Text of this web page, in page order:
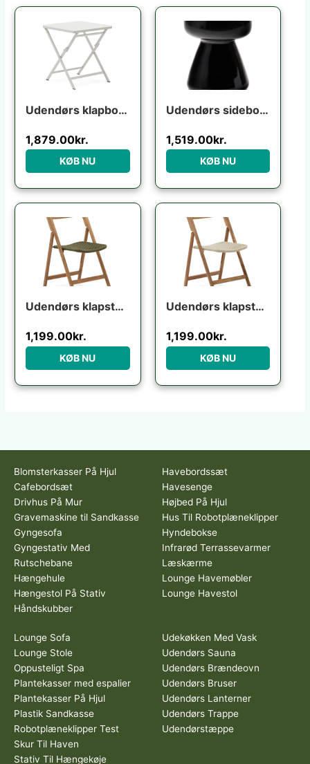
Udendørs klapbord Kave Home Torreta foldbart hvid aluminium 70×70 cm terrassebord til 4 personer
1,879.00kr.
KØB NU
Udendørs sidebord Kave Home Manya sort fibercement 38x38x46 cm industrielt design
1,519.00kr.
KØB NU
Udendørs klapstol Kave Home Dandara foldbar i massivt akacietræ med grønt reb UV-resistent FSC-certificeret
1,199.00kr.
KØB NU
Udendørs klapstol Kave Home Dandara foldbar havestol i FSC akacietræ beige
1,199.00kr.
KØB NU
Blomsterkasser På Hjul
Cafebordsæt
Drivhus På Mur
Gravemaskine til Sandkasse
Gyngesofa
Gyngestativ Med
Rutschebane
Hængehule
Hængestol På Stativ
Håndskubber
Havebordssæt
Havesenge
Højbed På Hjul
Hus Til Robotplæneklipper
Hyndebokse
Infrarød Terrassevarmer
Læskærme
Lounge Havemøbler
Lounge Havestol
Lounge Sofa
Lounge Stole
Oppusteligt Spa
Plantekasser med espalier
Plantekasser På Hjul
Plastik Sandkasse
Robotplæneklipper Test
Skur Til Haven
Stativ Til Hængekøje
Udekøkken Med Vask
Udendørs Sauna
Udendørs Brændeovn
Udendørs Bruser
Udendørs Lanterner
Udendørs Trappe
Udendørstæppe